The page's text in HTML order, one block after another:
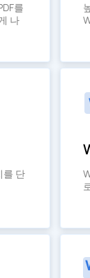
를
나
를 단